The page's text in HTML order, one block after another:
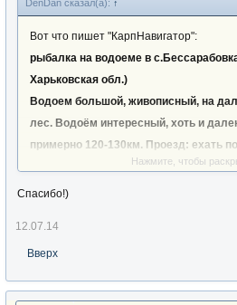
DenDan сказал(а): ↑
Вот что пишет "КарпНавигатор":
рыбалка на водоеме в
Харьковская обл.)
Водоем большой, живописный, на
лес. Водоём интересный, хоть и
примерно 120-130км. Проезд: ехать
трассе км через семьдесят поворот
далее следовать по указателям.
стабильная.
Цена:
Нажмите, чтобы
Спасибо!)
12.07.14
Вверх